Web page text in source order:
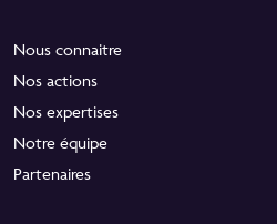
Nous connaitre
Nos actions
Nos expertises
Notre équipe
Partenaires